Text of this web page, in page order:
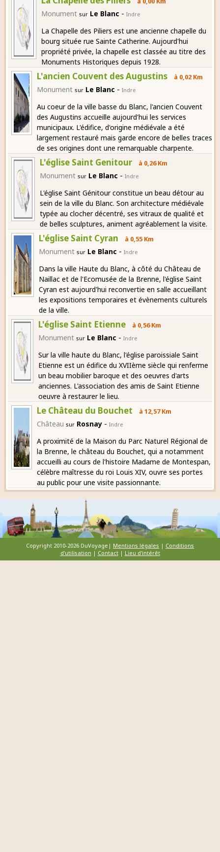
Monument sur Le Blanc -Indre
La Chapelle des Piliers est une ancienne chapelle du
bourg située rue Sainte Catherine. Aujourd'hui
propriété privée, la chapelle est classée au titre des
Monuments Historiques depuis 1928.
L'ancien Couvent des Augustins à 0,02 Km
Monument sur Le Blanc - Indre
Au coeur de la ville basse du Blanc, l'ancien Couvent
des Augustins accueille aujourd'hui les services
municipaux. L'édifice, d'origine médiévale a été
largement restauré mais garde encore de belles traces
de ses origines dont une remarquable charpente.
L'église Saint Genitour à 0,26 Km
Monument sur Le Blanc - Indre
L'église Saint Génitour constitue un beau détour au
sein de la ville du Blanc. Son architecture médiévale
typée au clocher décentré, ses vitraux de qualité et
de belles sculptures, animent agréablement la visite.
L'église Saint Cyran à 0,55 Km
Monument sur Le Blanc -Indre
Dans la ville Haute du Blanc, à côté du Château de
Naillac et de l'Ecomusée de la Brenne, l'église Saint
Cyran est aujourd'hui reconvertie en salle accueillant
les expositions temporaires et évènements culturels
de la ville.
L'église Saint Etienne à 0,56 Km
Monument sur Le Blanc - Indre
Sur la ville haute du Blanc, l'église paroissiale Saint
Etienne est un édifice du XVIIème siècle qui renferme
un beau mobilier baroque et des oeuvres d'arts
anciennes. L'association des amis de Saint Etienne
oeuvre à restaurer le lieu.
Le Château du Bouchet à 12,57 Km
Château sur Rosnay - Indre
A proximité de la Maison du Parc Naturel Régional de
la Brenne, le château du Bouchet, qui a notamment
accueilli au cours de l'histoire Madame de Montespan,
célèbre maîtresse du roi Louis XIV, ouvre ses portes
au public pour une visite passionnante.
Copyright 2010-2026 DuVoyage| Mentions légales | Conditions
d'utilisation | Contact| Lieu d'intérêt